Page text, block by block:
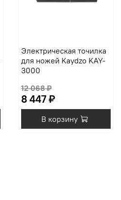
Электрическая точилка
для ножей Kaydzo KAY-
3000
12 068 ₽
8 447 ₽
В корзину